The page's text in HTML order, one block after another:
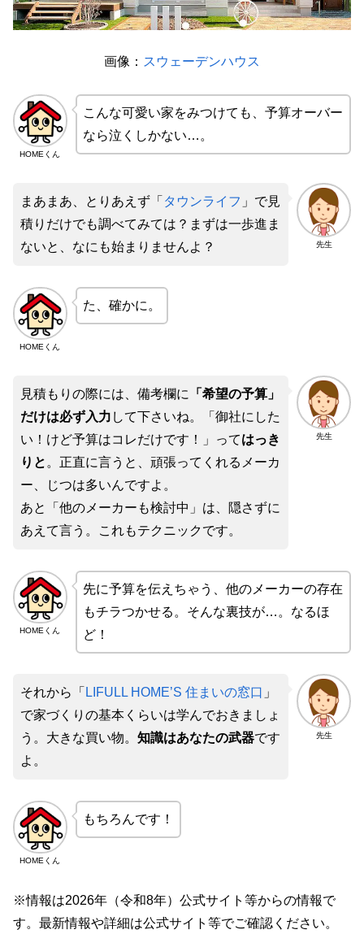
画像： スウェーデンハウス
HOMEくん
こんな可愛い家をみつけても、予算オーバー
なら泣くしかない…。
先生
まあまあ、とりあえず「 タウンライフ 」で見
積りだけでも調べてみては？まずは一歩進ま
ないと、なにも始まりませんよ？
HOMEくん
た、確かに。
先生
見積もりの際には、備考欄に
「希望の予算」
だけは必ず入力 して下さいね。「御社にした
い！けど予算はコレだけです！」ってはっき
りと 。正直に言うと、頑張ってくれるメーカ
ー、じつは多いんですよ。
あと「他のメーカーも検討中」は、隠さずに
あえて言う。これもテクニックです。
HOMEくん
先に予算を伝えちゃう、他のメーカーの存在
もチラつかせる。そんな裏技が…。なるほ
ど！
先生
それから「 LIFULL HOME’S 住まいの窓口 」
で家づくりの基本くらいは学んでおきましょ
う。大きな買い物。 知識はあなたの武器です
よ。
HOMEくん
もちろんです！
※情報は2026年（令和8年）公式サイト等からの情報で
す。最新情報や詳細は公式サイト等でご確認ください。